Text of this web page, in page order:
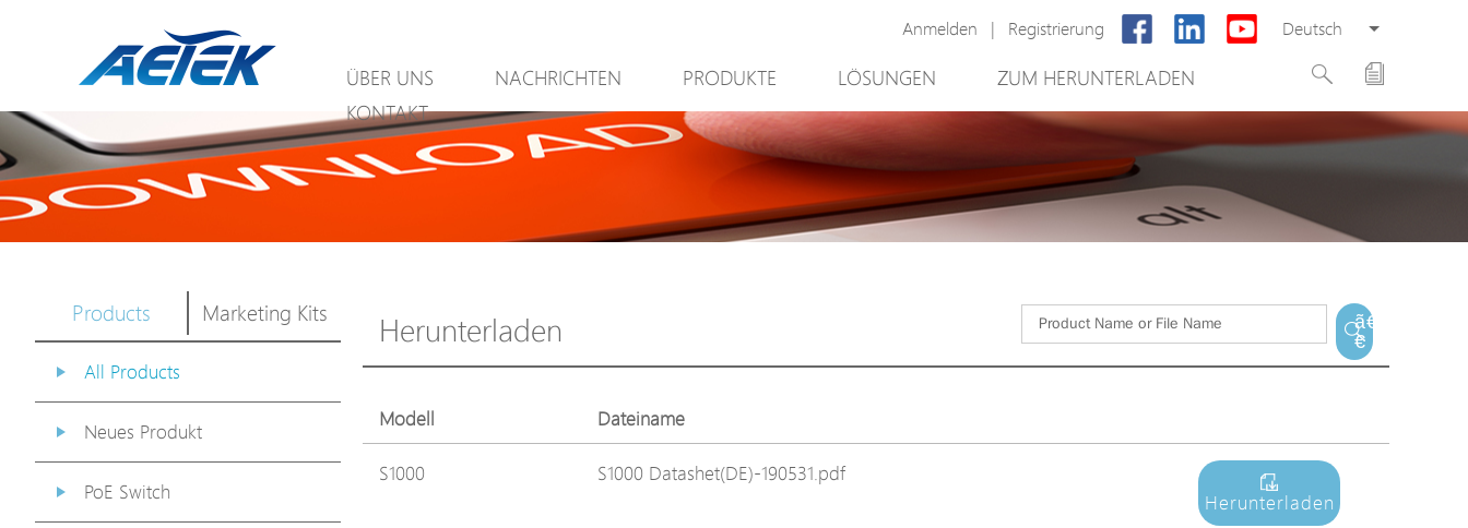
Anmelden | Registrierung Deutsch
ÜBER UNS NACHRICHTEN PRODUKTE
Neues Produkt
PoE Switch
EPoX Serie
PoE Extender
Kamera Gehäuse
LÖSUNGEN
Bergbau
Videoüberwachung
Zugriffskontrollsystem
90W bt PoE
ZUM HERUNTERLADEN
Neues Produkt
PoE Switch
EPoX Serie
PoE Extender
Medienkonverter
KONTAKT
Products Marketing Kits
All Products
Neues Produkt
PoE Switch
Herunterladen
ã€
€
Modell Dateiname
S1000
S1000 Datashet(DE)-190531.pdf
Herunterladen